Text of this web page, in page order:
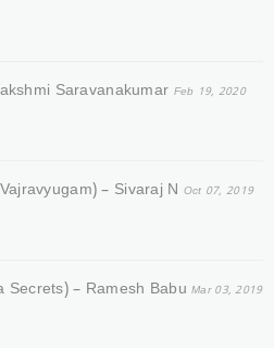
Saravanakumar Feb 19, 2020
– Sivaraj N Oct 07, 2019
Secrets) – Ramesh Babu Mar 03, 2019